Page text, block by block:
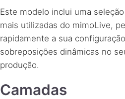
Este modelo inclui uma
mais utilizadas do mimoLive,
rapidamente a sua
sobreposições dinâmicas no
produção.
Camadas